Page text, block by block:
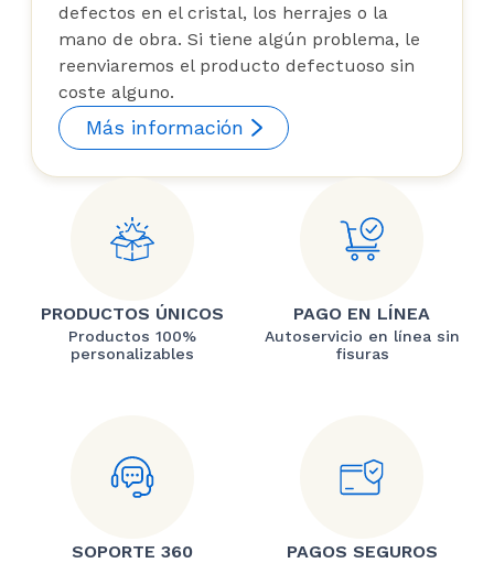
defectos en el cristal, los herrajes o la
mano de obra. Si tiene algún problema, le
reenviaremos el producto defectuoso sin
coste alguno.
Más información
PRODUCTOS ÚNICOS
Productos 100%
personalizables
PAGO EN LÍNEA
Autoservicio en línea sin
fisuras
SOPORTE 360 PAGOS SEGUROS